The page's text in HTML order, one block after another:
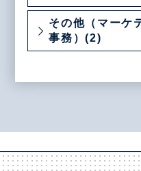
その他（マーケ
事務）(2)